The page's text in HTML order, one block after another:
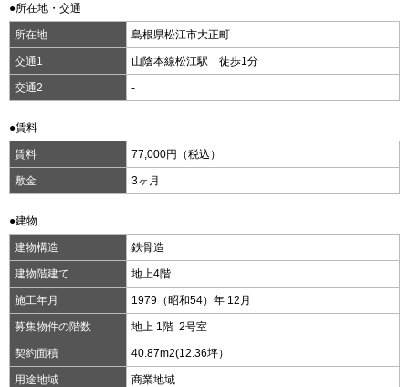
●所在地・交通
所在地 島根県松江市大正町
交通1 山陰本線松江駅 徒歩1分
交通2 -
●賃料
賃料 77,000円（税込）
敷金 3ヶ月
●建物
建物構造 鉄骨造
建物階建て 地上4階
施工年月 1979（昭和54）年 12月
募集物件の階数 地上 1階 2号室
契約面積 40.87m2(12.36坪）
用途地域 商業地域